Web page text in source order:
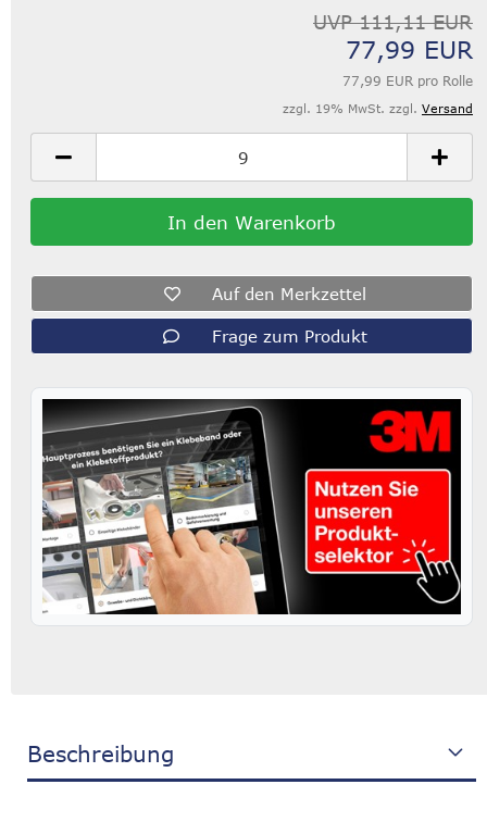
UVP 111,11 EUR
77,99 EUR
77,99 EUR pro Rolle
zzgl. 19% MwSt. zzgl. Versand
Auf den Merkzettel
Frage zum Produkt
Beschreibung